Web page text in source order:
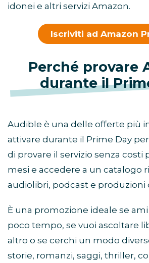
idonei e altri servizi Amazon.
Iscriviti ad Amazon
Perché provare
durante il
Audible è una delle offerte più
attivare durante il Prime Day
di provare il servizio senza costi
mesi e accedere a un catalogo
audiolibri, podcast e produzioni
È una promozione ideale se
poco tempo, se vuoi ascoltare
altro o se cerchi un modo
storie, romanzi, saggi, thriller,